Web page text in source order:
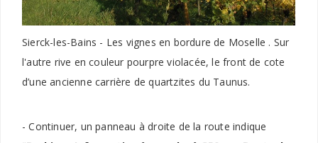
Sierck-les-Bains - Les vignes en bordure de Moselle . Sur
l'autre rive en couleur pourpre violacée, le front de cote
d’une ancienne carrière de quartzites du Taunus.
- Continuer, un panneau à droite de la route indique